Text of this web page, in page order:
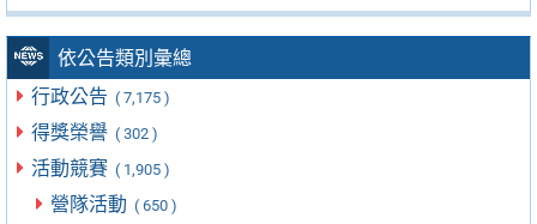
依公告類別彙總
行政公告 ( 7,175 )
得獎榮譽 ( 302 )
活動競賽 ( 1,905 )
營隊活動 ( 650 )